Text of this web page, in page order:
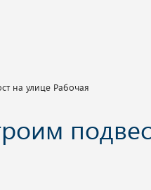
на улице Рабочая